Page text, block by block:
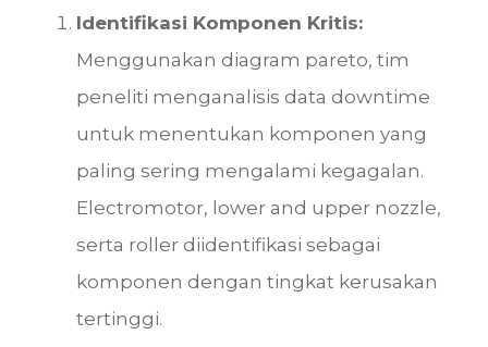
Identifikasi Komponen Kritis:
Menggunakan diagram pareto, tim
peneliti menganalisis data downtime
untuk menentukan komponen yang
paling sering mengalami kegagalan.
Electromotor, lower and upper nozzle,
serta roller diidentifikasi sebagai
komponen dengan tingkat kerusakan
tertinggi.